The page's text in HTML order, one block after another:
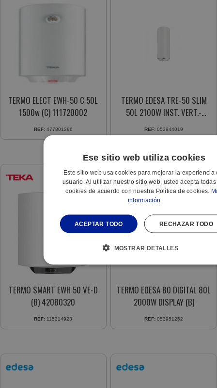
TERMO ELECT EWH-50 C 50L
1500w (C) 111720002
REF: 477801296
TERMO EDESA TRE-50 SLIM
50L 2100W INST. VERT.-
HORIZ.
REF: 053944019
TERMO SMART EWH 50 VE-D
(B) 42080320
REF: 115214923
TERMO EDESA 80 DIGITAL 80L
2000W DISPLAY (B)
REF: 053951252
Ese sitio web utiliza cookies
Este sitio web usa cookies para mejorar la experiencia
usuario. Al utilizar nuestro sitio web, usted acepta
cookies de acuerdo con nuestra Política de cookies.
información
ACEPTAR TODO RECHAZAR TODO
MOSTRAR DETALLES